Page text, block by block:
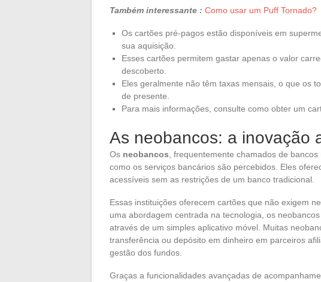
Também interessante : Como usar um Puff Tornado?
Os cartões pré-pagos estão disponíveis em
sua aquisição.
Esses cartões permitem gastar apenas o valor
descoberto.
Eles geralmente não têm taxas mensais, o que os
de presente.
Para mais informações, consulte como obter um
As neobancos: a inovação
Os neobancos , frequentemente chamados de
como os serviços bancários são percebidos. Eles
acessíveis sem as restrições de um banco tradicional.
Essas instituições oferecem cartões que não exigem
uma abordagem centrada na tecnologia, os
através de um simples aplicativo móvel. Muitas
transferência ou depósito em dinheiro em parceiros
gestão dos fundos.
Graças a funcionalidades avançadas de